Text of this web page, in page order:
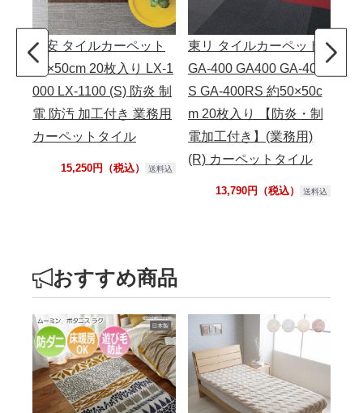
激安 タイルカーペット
50×50cm 20枚入り LX-1
000 LX-1100 (S) 防炎 制
電 防汚 加工付き 業務用
カーペットタイル
15,250円（税込） 送料込
東リ タイルカーペット
GA-400 GA400 GA-400
S GA-400RS 約50×50c
m 20枚入り 【防炎・制
電加工付き】(業務用)
(R) カーペットタイル
13,790円（税込） 送料込
おすすめ商品